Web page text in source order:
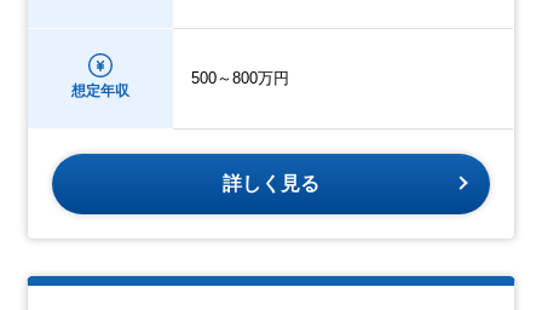
想定年収
500～800万円
詳しく見る